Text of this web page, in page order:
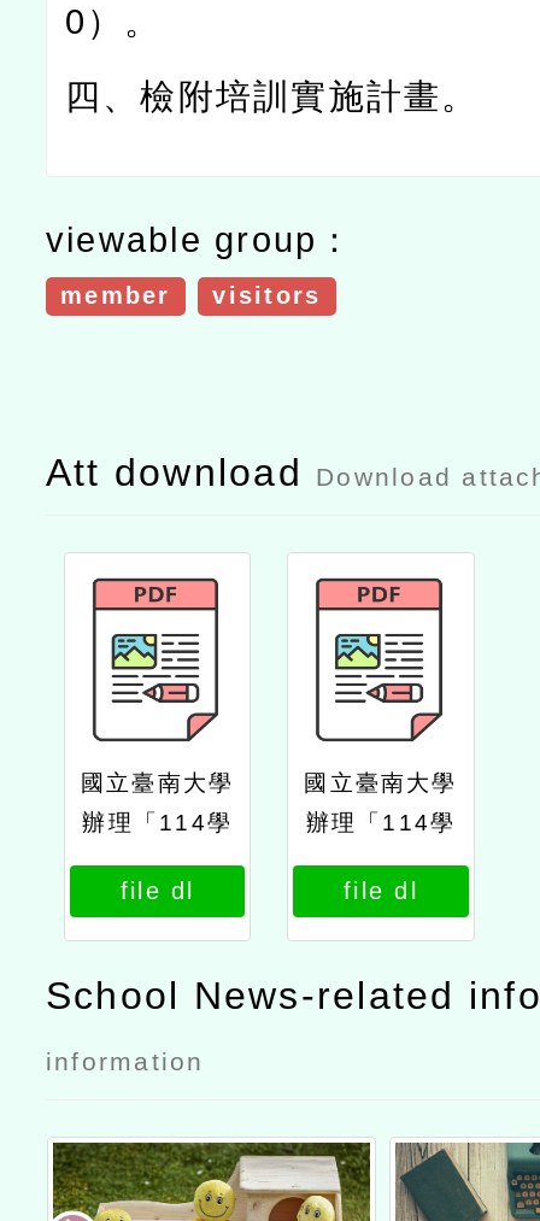
0 ）。
四、檢附培訓實施計畫。
viewable group：
member visitors
Att download Download
國立臺南大學
辦理「114學
年度本土語文
教師專業學習
社群領導人第
3次培訓研
file dl
國立臺南大學
辦理「114學
年度本土語文
教師專業學習
社群領導人第
3次培訓研
file dl
School News-related
information